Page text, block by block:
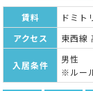
賃料
ドミ
アクセス
東西線
入居条件
男性
※ルー